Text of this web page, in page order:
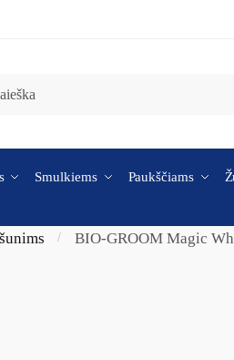
Smulkiems Paukščiams
/ BIO-GROOM Magic